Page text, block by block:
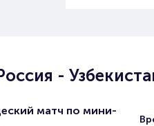
-
матч по мини-